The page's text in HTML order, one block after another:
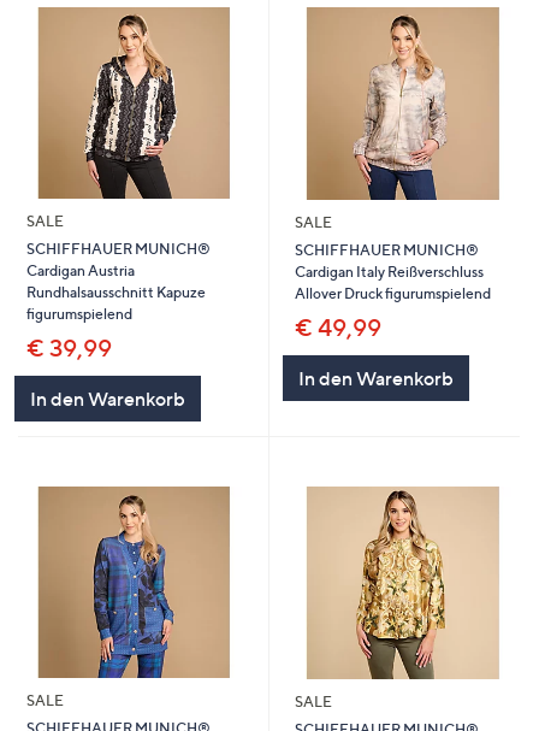
SALE
SCHIFFHAUER MUNICH®
Cardigan Austria
Rundhalsausschnitt Kapuze
figurumspielend
€ 39,99
In den Warenkorb
SALE
SCHIFFHAUER MUNICH®
Cardigan Italy Reißverschluss
Allover Druck figurumspielend
€ 49,99
In den Warenkorb
SALE
SALE